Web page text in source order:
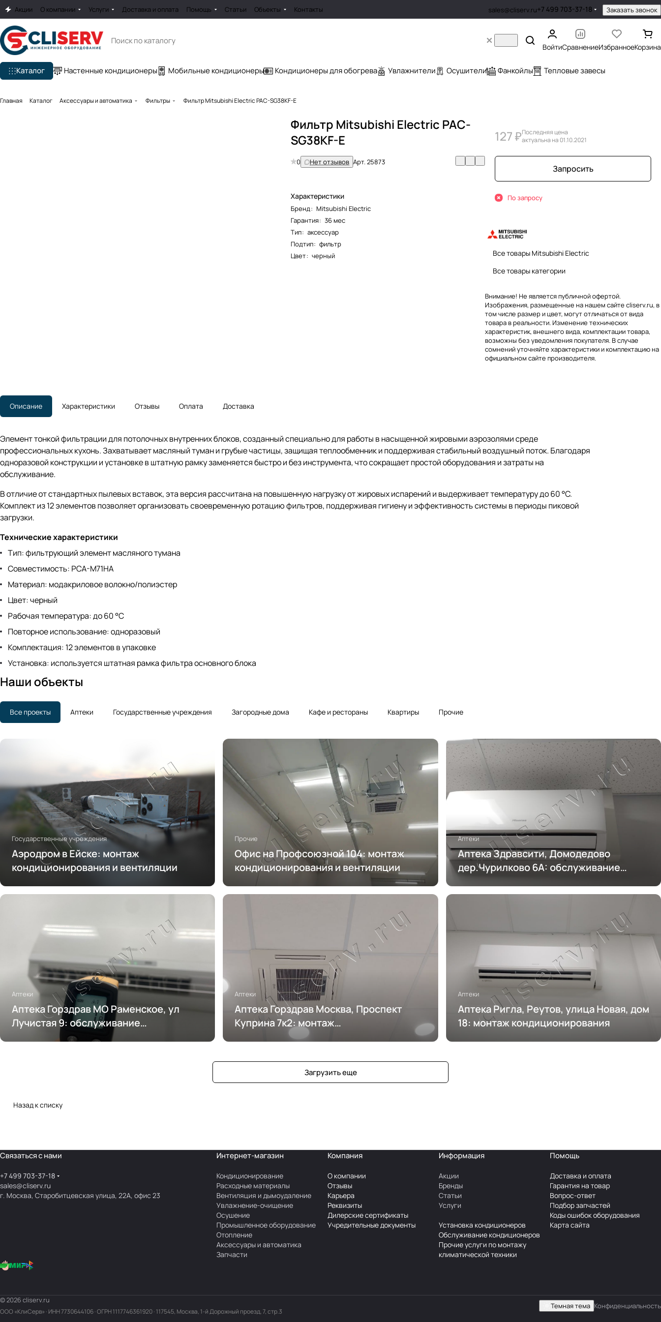
Акции О компании Услуги Доставка и оплата Помощь Статьи Объекты Контакты sales@cliserv.ru+7 499 703-37-18 Заказать звонок
ВойтиСравнениеИзбранноеКорзина
Каталог Настенные кондиционеры Мобильные кондиционеры Кондиционеры для обогрева Увлажнители Осушители Фанкойлы Тепловые завесы
Главная Каталог Аксессуары и автоматика Фильтры Фильтр Mitsubishi Electric PAC-SG38KF-E
Фильтр Mitsubishi Electric PAC-
SG38KF-E
0 Нет отзывов Арт.25873
Характеристики
Бренд: Mitsubishi Electric
Гарантия: 36 мес
Тип: аксессуар
Подтип: фильтр
Цвет: черный
127 ₽Последняя цена
актуальна на 01.10.2021
Запросить
По запросу
Все товары Mitsubishi Electric
Все товары категории
Внимание! Не является публичной офертой.
Изображения, размещенные на нашем сайте cliserv.ru, в
том числе размер и цвет, могут отличаться от вида
товара в реальности. Изменение технических
характеристик, внешнего вида, комплектации товара,
возможны без уведомления покупателя. В случае
сомнений уточняйте характеристики и комплектацию на
официальном сайте производителя.
Описание Характеристики Отзывы Оплата Доставка
Элемент тонкой фильтрации для потолочных внутренних блоков, созданный специально для работы в насыщенной жировыми аэрозолями среде
профессиональных кухонь. Захватывает масляный туман и грубые частицы, защищая теплообменник и поддерживая стабильный воздушный поток. Благодаря
одноразовой конструкции и установке в штатную рамку заменяется быстро и без инструмента, что сокращает простой оборудования и затраты на
обслуживание.
В отличие от стандартных пылевых вставок, эта версия рассчитана на повышенную нагрузку от жировых испарений и выдерживает температуру до 60 °C.
Комплект из 12 элементов позволяет организовать своевременную ротацию фильтров, поддерживая гигиену и эффективность системы в периоды пиковой
загрузки.
Технические характеристики
Тип: фильтрующий элемент масляного тумана
Совместимость: PCA-M71HA
Материал: модакриловое волокно/полиэстер
Цвет: черный
Рабочая температура: до 60 °C
Повторное использование: одноразовый
Комплектация: 12 элементов в упаковке
Установка: используется штатная рамка фильтра основного блока
Наши объекты
Все проекты Аптеки Государственные учреждения Загородные дома Кафе и рестораны Квартиры Прочие
Государственные учреждения
Аэродром в Ейске: монтаж
кондиционирования и вентиляции
Прочие
Офис на Профсоюзной 104: монтаж
кондиционирования и вентиляции
Аптеки
Аптека Здравсити, Домодедово
дер.Чурилково 6А: обслуживание
Аптеки
Аптека Горздрав МО Раменское, ул
Лучистая 9: обслуживание
кондиционирования
Аптеки
Аптека Горздрав Москва, Проспект
Куприна 7к2: монтаж
кондиционирования
Аптеки
Аптека Ригла, Реутов, улица Новая, дом
18: монтаж кондиционирования
Загрузить еще
Назад к списку
Связаться с нами
+7 499 703-37-18
sales@cliserv.ru
г. Москва, Старобитцевская улица, 22А, офис 23
Интернет-магазин
Кондиционирование
Расходные материалы
Вентиляция и дымоудаление
Увлажнение-очищение
Осушение
Промышленное оборудование
Отопление
Аксессуары и автоматика
Запчасти
Компания
О компании
Отзывы
Карьера
Реквизиты
Дилерские сертификаты
Учредительные документы
Информация
Акции
Бренды
Статьи
Услуги
Установка кондиционеров
Обслуживание кондиционеров
Прочие услуги по монтажу
климатической техники
Помощь
Доставка и оплата
Гарантия на товар
Вопрос-ответ
Подбор запчастей
Коды ошибок оборудования
Карта сайта
© 2026 cliserv.ru
ООО «КлиСерв» · ИНН7730644106· ОГРН 1117746361920 · 117545, Москва, 1-й Дорожный проезд, 7, стр.3
Темная тема Конфиденциальность